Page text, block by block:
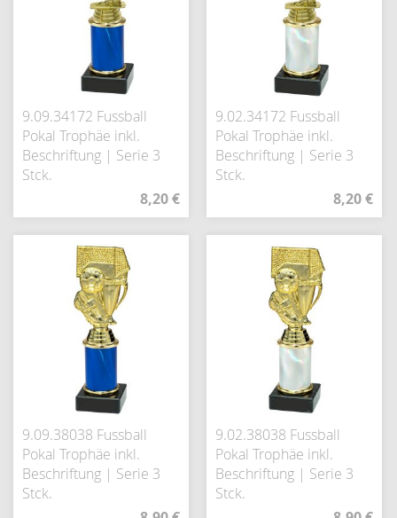
9.09.34172 Fussball
Pokal Trophäe inkl.
Beschriftung | Serie 3
Stck.
8,20 €
9.02.34172 Fussball
Pokal Trophäe inkl.
Beschriftung | Serie 3
Stck.
8,20 €
9.09.38038 Fussball
Pokal Trophäe inkl.
Beschriftung | Serie 3
Stck.
9.02.38038 Fussball
Pokal Trophäe inkl.
Beschriftung | Serie 3
Stck.